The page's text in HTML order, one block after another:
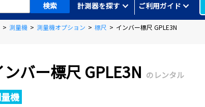
計測器を探す ご利用ガイド
> 測量機 > 測量機オプション > 標尺 > インバー標尺 GPLE3N
バー標尺 GPLE3N のレンタル
機